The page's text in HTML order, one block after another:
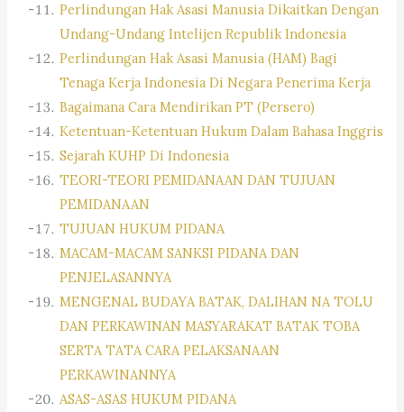
Perlindungan Hak Asasi Manusia Dikaitkan Dengan
Undang-Undang Intelijen Republik Indonesia
Perlindungan Hak Asasi Manusia (HAM) Bagi
Tenaga Kerja Indonesia Di Negara Penerima Kerja
Bagaimana Cara Mendirikan PT (Persero)
Ketentuan-Ketentuan Hukum Dalam Bahasa Inggris
Sejarah KUHP Di Indonesia
TEORI-TEORI PEMIDANAAN DAN TUJUAN
PEMIDANAAN
TUJUAN HUKUM PIDANA
MACAM-MACAM SANKSI PIDANA DAN
PENJELASANNYA
MENGENAL BUDAYA BATAK, DALIHAN NA TOLU
DAN PERKAWINAN MASYARAKAT BATAK TOBA
SERTA TATA CARA PELAKSANAAN
PERKAWINANNYA
ASAS-ASAS HUKUM PIDANA